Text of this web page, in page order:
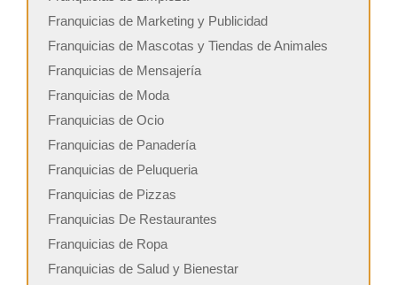
Franquicias de Marketing y Publicidad
Franquicias de Mascotas y Tiendas de Animales
Franquicias de Mensajería
Franquicias de Moda
Franquicias de Ocio
Franquicias de Panadería
Franquicias de Peluqueria
Franquicias de Pizzas
Franquicias De Restaurantes
Franquicias de Ropa
Franquicias de Salud y Bienestar